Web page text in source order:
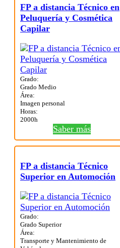
FP a distancia Técnico en
Peluquería y Cosmética
Capilar
Grado:
Grado Medio
Área:
Imagen personal
Horas:
2000h
Saber más
FP a distancia Técnico
Superior en Automoción
Grado:
Grado Superior
Área:
Transporte y Mantenimiento de